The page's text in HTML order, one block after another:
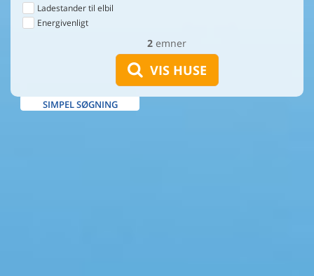
2 emner
VIS HUSE
Ladestander til elbil
Energivenligt
SIMPEL SØGNING